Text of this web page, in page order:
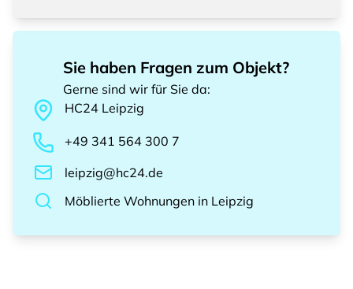
Sie haben Fragen zum Objekt?
Gerne sind wir für Sie da:
HC24 Leipzig
+49 341 564 300 7
leipzig@hc24.de
Möblierte Wohnungen in Leipzig